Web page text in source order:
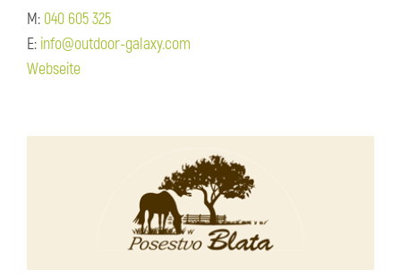
M: 040 605 325
E: info@outdoor-galaxy.com
Webseite